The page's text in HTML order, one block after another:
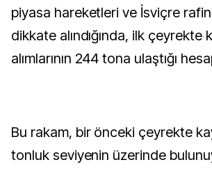
piyasa hareketleri ve İsviçre
dikkate alındığında, ilk çeyrekte
alımlarının 244 tona ulaştığı
Bu rakam, bir önceki çeyrekte
tonluk seviyenin üzerinde